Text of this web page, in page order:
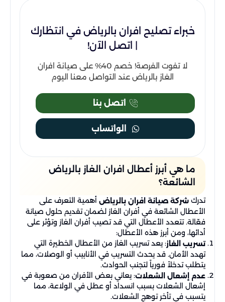
خبراء تصليح افران بالرياض في انتظارك
| اتصل الآن!
لا تفوت الفرصة! خصم 40% على صيانة افران
الغاز بالرياض عند التواصل معنا اليوم
اتصل بنا
الواتساب
ما هي أبرز أعطال افران الغاز بالرياض
الشائعة؟
تدرك شركة صيانة افران بالرياض أهمية التعرف على
الأعطال الشائعة في أفران الغاز لضمان تقديم حلول صيانة
فعّالة. تتعدد الأعطال التي قد تصيب أفران الغاز وتؤثر على
أدائها، ومن أبرز هذه الأعطال:
تسريب الغاز: يعد تسريب الغاز من الأعطال الخطيرة التي
تهدد الأمان. قد يحدث التسريب في الأنابيب أو الوصلات، مما
يتطلب تدخلاً فورياً لتجنب الحوادث.
عدم إشعال الشعلات: يعاني بعض الأفران من صعوبة في
إشعال الشعلات بسبب انسداد أو عطل في الولاعة، مما
يتسبب في تأخر توهج الشعلات.